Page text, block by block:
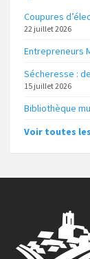
Coupures
22 juillet 2026
Entrepreneurs
Sécheresse :
15 juillet 2026
Bibliothèque
Voir toutes